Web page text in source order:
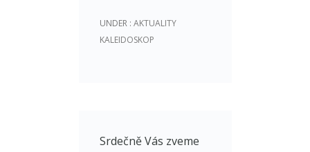
UNDER : AKTUALITY
KALEIDOSKOP
Srdečně Vás zveme